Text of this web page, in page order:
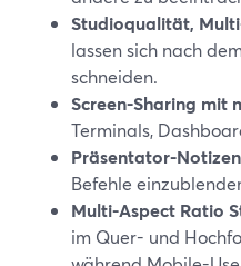
Studioqualität,
lassen sich nach
schneiden.
Screen-Sharing mit
Terminals,
Präsentator-
Befehle
Multi-Aspect Ratio
im Quer- und